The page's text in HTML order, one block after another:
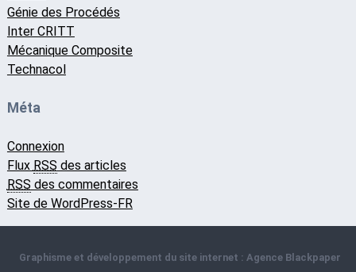
Génie des Procédés
Inter CRITT
Mécanique Composite
Technacol
Méta
Connexion
Flux RSS des articles
RSS des commentaires
Site de WordPress-FR
Graphisme et développement du site internet : Agence Blackpaper